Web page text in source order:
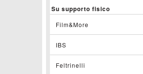
Su supporto fisico
Film&More
IBS
Feltrinelli